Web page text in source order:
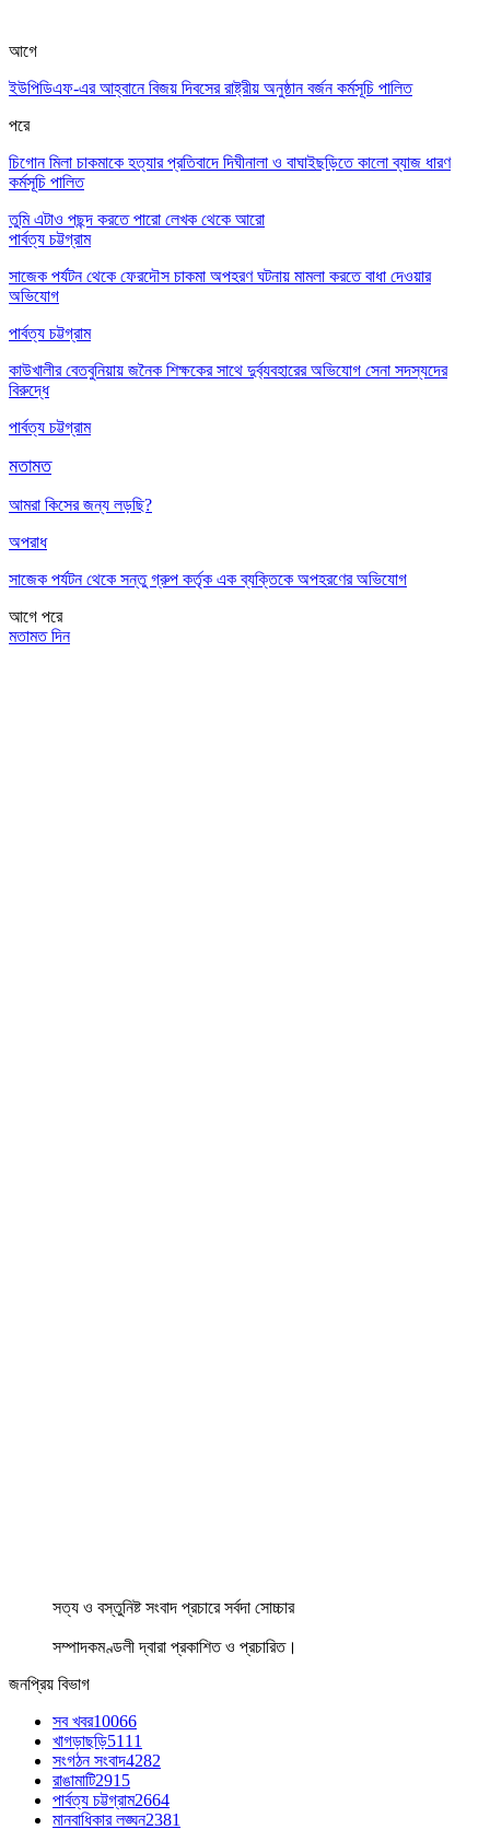
আগে
ইউপিডিএফ-এর আহ্বানে বিজয় দিবসের রাষ্ট্রীয় অনুষ্ঠান বর্জন কর্মসূচি পালিত
পরে
চিগোন মিলা চাকমাকে হত্যার প্রতিবাদে দিঘীনালা ও বাঘাইছড়িতে কালো ব্যাজ ধারণ
কর্মসূচি পালিত
তুমি এটাও পছন্দ করতে পারো লেখক থেকে আরো
পার্বত্য চট্টগ্রাম
সাজেক পর্যটন থেকে ফেরদৌস চাকমা অপহরণ ঘটনায় মামলা করতে বাধা দেওয়ার
অভিযোগ
পার্বত্য চট্টগ্রাম
কাউখালীর বেতবুনিয়ায় জনৈক শিক্ষকের সাথে দুর্ব্যবহারের অভিযোগ সেনা সদস্যদের
বিরুদ্ধে
পার্বত্য চট্টগ্রাম
মতামত
আমরা কিসের জন্য লড়ছি?
অপরাধ
সাজেক পর্যটন থেকে সন্তু গ্রুপ কর্তৃক এক ব্যক্তিকে অপহরণের অভিযোগ
আগে পরে
মতামত দিন
সত্য ও বস্তুনিষ্ট সংবাদ প্রচারে সর্বদা সোচ্চার
সম্পাদকমণ্ডলী দ্বারা প্রকাশিত ও প্রচারিত।
জনপ্রিয় বিভাগ
সব খবর10066
খাগড়াছড়ি5111
সংগঠন সংবাদ4282
রাঙামাটি2915
পার্বত্য চট্টগ্রাম2664
মানবাধিকার লঙ্ঘন2381